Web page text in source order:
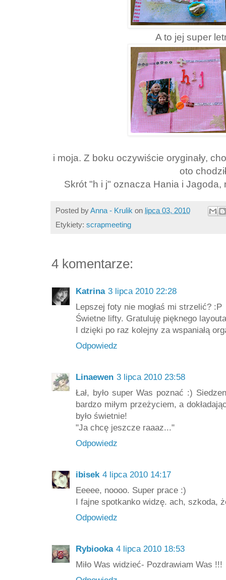
A to jej super
i moja. Z boku oczywiście oryginały,
oto
Skrót "h i j" oznacza Hania i
Posted byAnna - Krulik on lipca 03, 2010
Etykiety: scrapmeeting
4 komentarze:
Katrina 3 lipca 2010 22:28
Lepszej foty nie mogłaś mi strzelić? :P
Świetne lifty. Gratuluję pięknego
I dzięki po raz kolejny za wspaniałą
Odpowiedz
Linaewen 3 lipca 2010 23:58
Łał, było super Was poznać :)
bardzo miłym przeżyciem, a
było świetnie!
"Ja chcę jeszcze raaaz..."
Odpowiedz
ibisek 4 lipca 2010 14:17
Eeeee, noooo. Super prace :)
I fajne spotkanko widzę. ach, szkoda,
Odpowiedz
Rybiooka 4 lipca 2010 18:53
Miło Was widzieć- Pozdrawiam Was !!!